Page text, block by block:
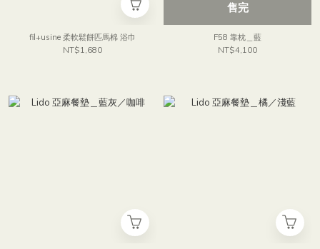
fil+usine 柔軟鬆餅匹馬棉 浴巾
NT$1,680
售完
F58 靠枕＿藍
NT$4,100